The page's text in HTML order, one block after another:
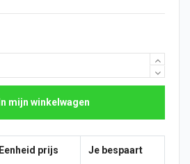
In mijn winkelwagen
Eenheid prijs Je bespaart